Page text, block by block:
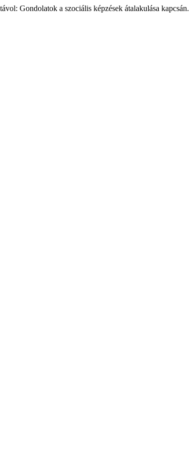
Gondolatok a szociális képzések átalakulása kapcsán.